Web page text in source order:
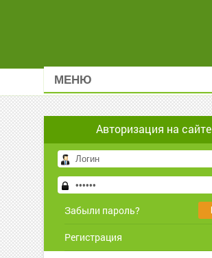
МЕНЮ
Авторизация на сайте
Забыли пароль?
Регистрация